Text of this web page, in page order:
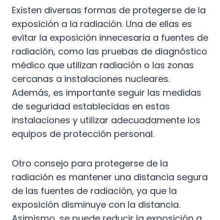
Existen diversas formas de protegerse de la
exposición a la radiación. Una de ellas es
evitar la exposición innecesaria a fuentes de
radiación, como las pruebas de diagnóstico
médico que utilizan radiación o las zonas
cercanas a instalaciones nucleares.
Además, es importante seguir las medidas
de seguridad establecidas en estas
instalaciones y utilizar adecuadamente los
equipos de protección personal.
Otro consejo para protegerse de la
radiación es mantener una distancia segura
de las fuentes de radiación, ya que la
exposición disminuye con la distancia.